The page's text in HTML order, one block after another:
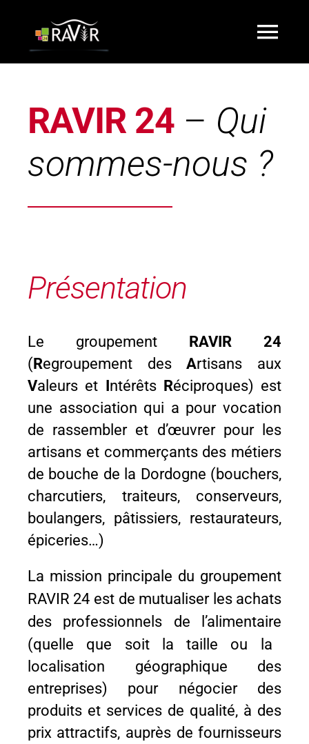
contenu
Qui sommes-nous ?
Actualités
Prendre contact
RAVIR 24 – Qui
sommes-nous ?
Présentation
Le groupement RAVIR 24
(Regroupement desArtisans aux
Valeurs et Intérêts Réciproques) est
une association qui a pour vocation
de rassembler et d’œuvrer pour les
artisans et commerçants des métiers
de bouche de la Dordogne (bouchers,
charcutiers, traiteurs, conserveurs,
boulangers, pâtissiers, restaurateurs,
épiceries…)
La mission principale du groupement
RAVIR 24 est de mutualiser les achats
des professionnels de l’alimentaire
(quelle que soit la taille ou la
localisation géographique des
entreprises) pour négocier des
produits et services de qualité, à des
prix attractifs, auprès de fournisseurs